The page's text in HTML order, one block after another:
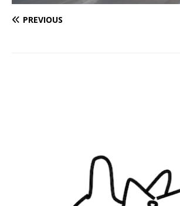
PREVIOUS